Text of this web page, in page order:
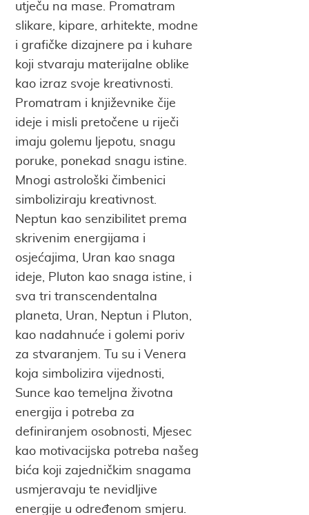
utječu na mase. Promatram
slikare, kipare, arhitekte, modne
i grafičke dizajnere pa i kuhare
koji stvaraju materijalne oblike
kao izraz svoje kreativnosti.
Promatram i književnike čije
ideje i misli pretočene u riječi
imaju golemu ljepotu, snagu
poruke, ponekad snagu istine.
Mnogi astrološki čimbenici
simboliziraju kreativnost.
Neptun kao senzibilitet prema
skrivenim energijama i
osjećajima, Uran kao snaga
ideje, Pluton kao snaga istine, i
sva tri transcendentalna
planeta, Uran, Neptun i Pluton,
kao nadahnuće i golemi poriv
za stvaranjem. Tu su i Venera
koja simbolizira vijednosti,
Sunce kao temeljna životna
energija i potreba za
definiranjem osobnosti, Mjesec
kao motivacijska potreba našeg
bića koji zajedničkim snagama
usmjeravaju te nevidljive
energije u određenom smjeru.